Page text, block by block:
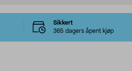
Sikkert
365 dagers åpent kjøp